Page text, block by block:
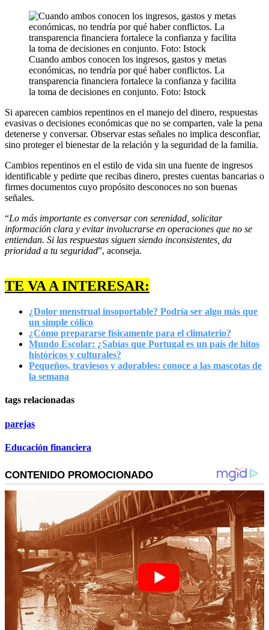
Cuando ambos conocen los ingresos, gastos y metas
económicas, no tendría por qué haber conflictos. La
transparencia financiera fortalece la confianza y facilita
la toma de decisiones en conjunto. Foto: Istock
Si aparecen cambios repentinos en el manejo del dinero, respuestas
evasivas o decisiones económicas que no se comparten, vale la pena
detenerse y conversar. Observar estas señales no implica desconfiar,
sino proteger el bienestar de la relación y la seguridad de la familia.
Cambios repentinos en el estilo de vida sin una fuente de ingresos
identificable y pedirte que recibas dinero, prestes cuentas bancarias o
firmes documentos cuyo propósito desconoces no son buenas
señales.
“Lo más importante es conversar con serenidad, solicitar
información clara y evitar involucrarse en operaciones que no se
entiendan. Si las respuestas siguen siendo inconsistentes, da
prioridad a tu seguridad”, aconseja.
TE VA A INTERESAR:
¿Dolor menstrual insoportable? Podría ser algo más que
un simple cólico
¿Cómo prepararse físicamente para el climaterio?
Mundo Escolar: ¿Sabías que Portugal es un país de hitos
históricos y culturales?
Pequeños, traviesos y adorables: conoce a las mascotas de
la semana
tags relacionadas
parejas
Educación financiera